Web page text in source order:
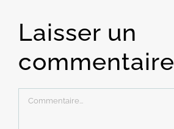
Laisser un
commentaire
Commentaire